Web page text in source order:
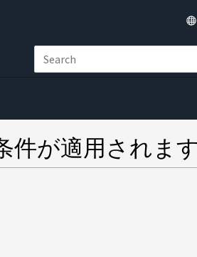
が適用されま